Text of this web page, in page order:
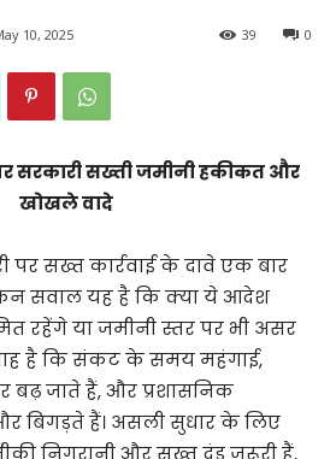
10, 2025 0
39
सरकारी सख्ती जमीनी हकीकत और
खोखले वादे
पर सख्त कार्रवाई के दावे एक बार
सवाल यह है कि क्या ये आदेश
रहेंगे या जमीनी स्तर पर भी असर
है कि संकट के समय महंगाई,
बढ़ जाते हैं, और प्रशासनिक
बिगड़ते हैं। असली सुधार के लिए
निगरानी और सख्त दंड जरूरी हैं,